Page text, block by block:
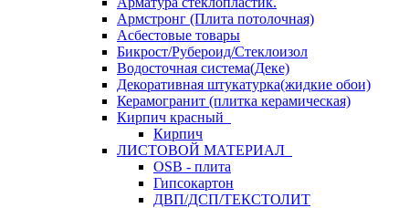
Армстронг (Плита потолочная)
Асбестовые товары
Бикрост/Рубероид/Стеклоизол
Водосточная система(Деке)
Декоративная штукатурка(жидкие обои)
Керамогранит (плитка керамическая)
Кирпич красный
Кирпич
ЛИСТОВОЙ МАТЕРИАЛ
OSB - плита
Гипсокартон
ДВП/ДСП/ТЕКСТОЛИТ